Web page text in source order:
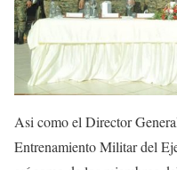
Asi como el Director
Entrenamiento Militar del